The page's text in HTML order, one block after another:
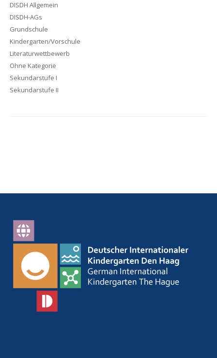
DISDH Allgemein
DISDH-AGs
Grundschule
Kindergarten/Vorschule
Literaturwettbewerb
Ohne Kategorie
Sekundarstufe I
Sekundarstufe II